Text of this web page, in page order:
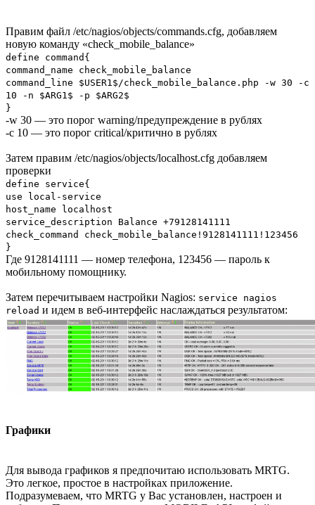
Правим файл /etc/nagios/objects/commands.cfg, добавляем
новую команду «check_mobile_balance»
define command{
command_name check_mobile_balance
command_line $USER1$/check_mobile_balance.php -w 30 -c
10 -n $ARG1$ -p $ARG2$
}
-w 30 — это порог warning/предупреждение в рублях
-c 10 — это порог critical/критично в рублях
Затем правим /etc/nagios/objects/localhost.cfg добавляем
проверки
define service{
use local-service
host_name localhost
service_description Balance +79128141111
check_command check_mobile_balance!9128141111!123456
}
Где 9128141111 — номер телефона, 123456 — пароль к
мобильному помощнику.
Затем перечитываем настройки Nagios: service nagios
reload и идем в веб-интерфейс наслаждаться результатом:
Графики
Для вывода графиков я предпочитаю использовать MRTG.
Это легкое, простое в настройках приложение.
Подразумеваем, что MRTG у Вас установлен, настроен и